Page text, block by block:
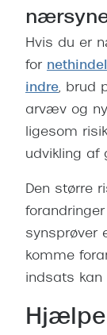
Hvis du er
for
indre, brud
arvæv og
ligesom
udvikling af
Den større
synsprøver
komme
indsats kan